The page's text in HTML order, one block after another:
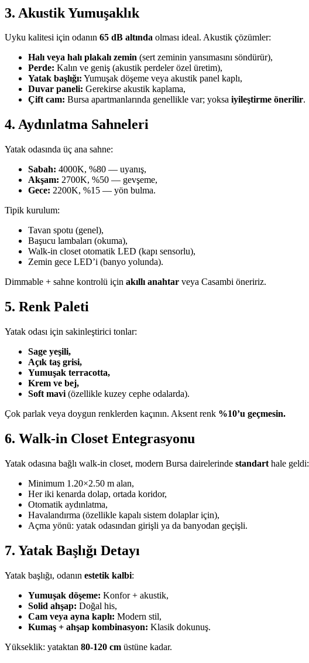
3. Akustik Yumuşaklık
Uyku kalitesi için odanın 65 dB altında olması ideal. Akustik çözümler:
Halı veya halı plakalı zemin (sert zeminin yansımasını söndürür),
Perde: Kalın ve geniş (akustik perdeler özel üretim),
Yatak başlığı: Yumuşak döşeme veya akustik panel kaplı,
Duvar paneli: Gerekirse akustik kaplama,
Çift cam: Bursa apartmanlarında genellikle var; yoksa iyileştirme önerilir.
4. Aydınlatma Sahneleri
Yatak odasında üç ana sahne:
Sabah: 4000K, %80 — uyanış,
Akşam: 2700K, %50 — gevşeme,
Gece: 2200K, %15 — yön bulma.
Tipik kurulum:
Tavan spotu (genel),
Başucu lambaları (okuma),
Walk-in closet otomatik LED (kapı sensorlu),
Zemin gece LED’i (banyo yolunda).
Dimmable + sahne kontrolü için akıllı anahtar veya Casambi öneririz.
5. Renk Paleti
Yatak odası için sakinleştirici tonlar:
Sage yeşili,
Açık taş grisi,
Yumuşak terracotta,
Krem ve bej,
Soft mavi (özellikle kuzey cephe odalarda).
Çok parlak veya doygun renklerden kaçının. Aksent renk %10’u geçmesin.
6. Walk-in Closet Entegrasyonu
Yatak odasına bağlı walk-in closet, modern Bursa dairelerinde standart hale geldi:
Minimum 1.20×2.50 m alan,
Her iki kenarda dolap, ortada koridor,
Otomatik aydınlatma,
Havalandırma (özellikle kapalı sistem dolaplar için),
Açma yönü: yatak odasından girişli ya da banyodan geçişli.
7. Yatak Başlığı Detayı
Yatak başlığı, odanın estetik kalbi:
Yumuşak döşeme: Konfor + akustik,
Solid ahşap: Doğal his,
Cam veya ayna kaplı: Modern stil,
Kumaş + ahşap kombinasyon: Klasik dokunuş.
Yükseklik: yataktan 80-120 cm üstüne kadar.